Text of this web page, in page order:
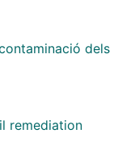
is a
its use in Europe
last decade,
dels
remediation